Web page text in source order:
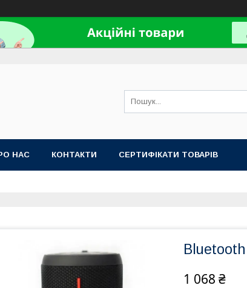
НАС КОНТАКТИ СЕРТИФІКАТИ ТОВАРІВ
1 068 ₴